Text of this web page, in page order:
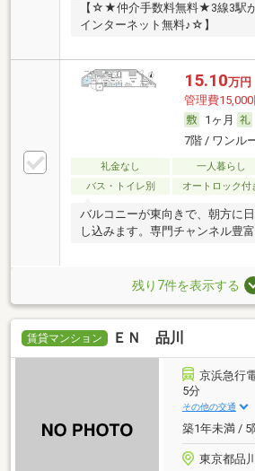
【☆★仲介手数料無料★3線3駅
インターネット無料♪☆】
15.10万円
管理費15,000
1ヶ月
7階 / ワンル
礼金なし 一人暮らし
バス・トイレ別
オートロック付
バルコニーが東向きで、朝方に
し込みます。専門チャンネル豊富
残り7件を表示する
賃貸マンション ＥＮ 品川
京浜急行
5分
その他の交通
築1年未満 / 5
東京都品